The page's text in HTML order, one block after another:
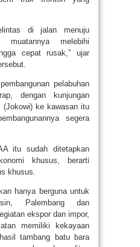
di jalan menuju
melebihi
cepat rusak,” ujar
pelabuhan
dengan kunjungan
(Jokowi) ke kawasan itu
segera
itu sudah ditetapkan
khusus, berarti
khusus.
hanya berguna untuk
Palembang dan
ekspor dan impor,
memiliki kekayaan
tambang batu bara